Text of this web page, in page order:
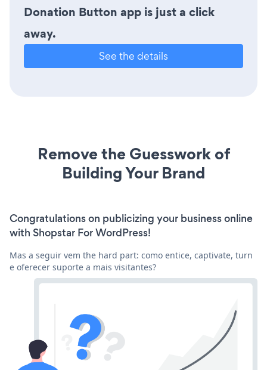
Donation Button app is just a click
away.
See the details
Remove the Guesswork of
Building Your Brand
Congratulations on publicizing your business online
with Shopstar For WordPress!
Mas a seguir vem the hard part: como entice, captivate, turn
e oferecer suporte a mais visitantes?